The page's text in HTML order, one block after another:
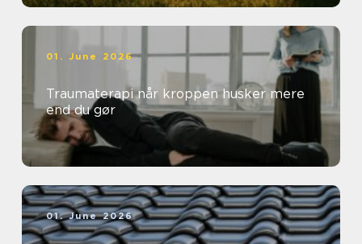
01. June 2026
Traumaterapi når kroppen husker mere
end du gør
01. June 2026